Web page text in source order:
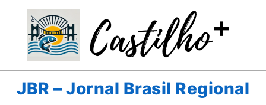
content
CASTILHO
SP
JBR – Jornal Brasil Regional